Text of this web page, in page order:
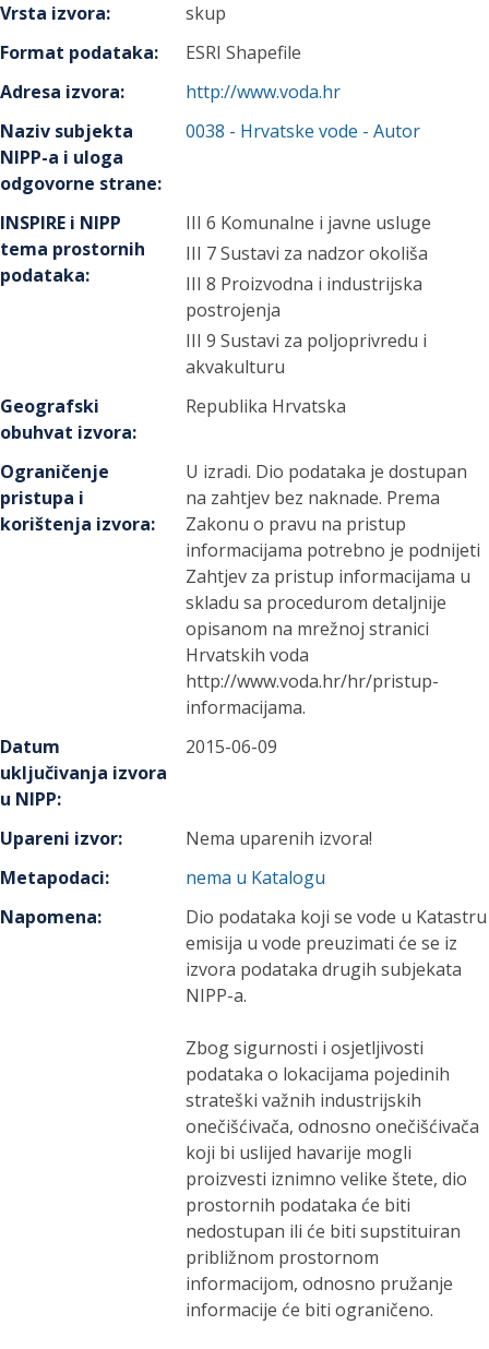
Vrsta izvora:
skup
Format podataka:
ESRI Shapefile
Adresa izvora:
http://www.voda.hr
Naziv subjekta
NIPP-a i uloga
odgovorne strane:
0038 - Hrvatske vode - Autor
INSPIRE i NIPP
tema prostornih
podataka:
III 6 Komunalne i javne usluge
III 7 Sustavi za nadzor okoliša
III 8 Proizvodna i industrijska
postrojenja
III 9 Sustavi za poljoprivredu i
akvakulturu
Geografski
obuhvat izvora:
Republika Hrvatska
Ograničenje
pristupa i
korištenja izvora:
U izradi. Dio podataka je dostupan
na zahtjev bez naknade. Prema
Zakonu o pravu na pristup
informacijama potrebno je podnijeti
Zahtjev za pristup informacijama u
skladu sa procedurom detaljnije
opisanom na mrežnoj stranici
Hrvatskih voda
http://www.voda.hr/hr/pristup-
informacijama.
Datum
uključivanja izvora
u NIPP:
2015-06-09
Upareni izvor:
Nema uparenih izvora!
Metapodaci:
nema u Katalogu
Napomena:
Dio podataka koji se vode u Katastru
emisija u vode preuzimati će se iz
izvora podataka drugih subjekata
NIPP-a.
Zbog sigurnosti i osjetljivosti
podataka o lokacijama pojedinih
strateški važnih industrijskih
onečišćivača, odnosno onečišćivača
koji bi uslijed havarije mogli
proizvesti iznimno velike štete, dio
prostornih podataka će biti
nedostupan ili će biti supstituiran
približnom prostornom
informacijom, odnosno pružanje
informacije će biti ograničeno.